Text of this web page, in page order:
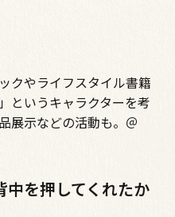
クやライフスタイル書籍
というキャラクターを考
展示などの活動も。＠
中を押してくれたか